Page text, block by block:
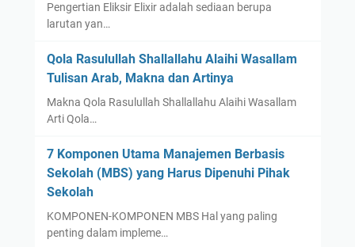
Pengertian Eliksir Elixir adalah sediaan berupa
larutan yan…
Qola Rasulullah Shallallahu Alaihi Wasallam
Tulisan Arab, Makna dan Artinya
Makna Qola Rasulullah Shallallahu Alaihi Wasallam
Arti Qola…
7 Komponen Utama Manajemen Berbasis
Sekolah (MBS) yang Harus Dipenuhi Pihak
Sekolah
KOMPONEN-KOMPONEN MBS Hal yang paling
penting dalam impleme…